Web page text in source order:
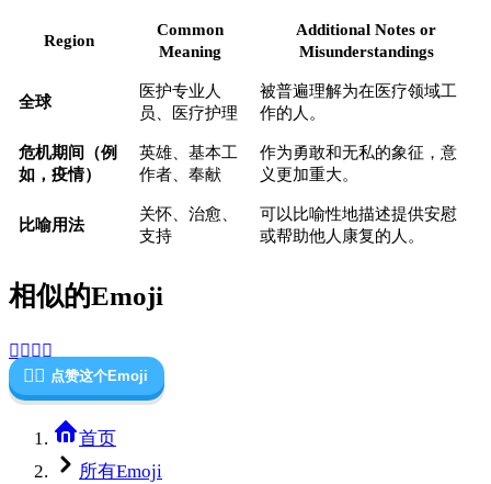
Region
Common
Meaning
Additional Notes or
Misunderstandings
全球
医护专业人
员、医疗护理
被普遍理解为在医疗领域工
作的人。
危机期间（例
如，疫情）
英雄、基本工
作者、奉献
作为勇敢和无私的象征，意
义更加重大。
比喻用法
关怀、治愈、
支持
可以比喻性地描述提供安慰
或帮助他人康复的人。
相似的Emoji
👨‍⚕️👩‍⚕️
🧑‍⚕️ 点赞这个Emoji
首页
所有Emoji